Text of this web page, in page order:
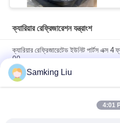
ক্যারিয়ার রেফ্রিজারেশন যন্ত্রাংশ
ক্যারিয়ার রেফ্রিজারেটেড ইউনিট পার্টস এক্স
00
50-01171-21 ক্যারিয়ার ট্রান্সকোল্ড
950MT 950 922 1150MT 944
50-01165-20 ক্যারিয়ারের জন্য ক্ল্যাচ
Samking Liu
4:01